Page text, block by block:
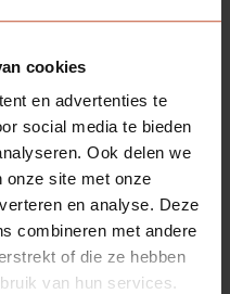
cookies
en advertenties te
social media te bieden
Ook delen we
onze site met onze
en analyse. Deze
combineren met andere
of die ze hebben
van hun services.